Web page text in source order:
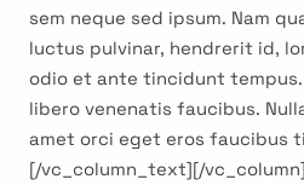
sem neque sed ipsum. Nam
luctus pulvinar, hendrerit id,
odio et ante tincidunt
libero venenatis faucibus.
amet orci eget eros faucibus
[/vc_column_text][/